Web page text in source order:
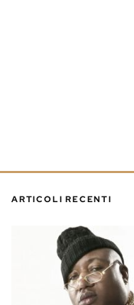
ARTICOLI RECENTI